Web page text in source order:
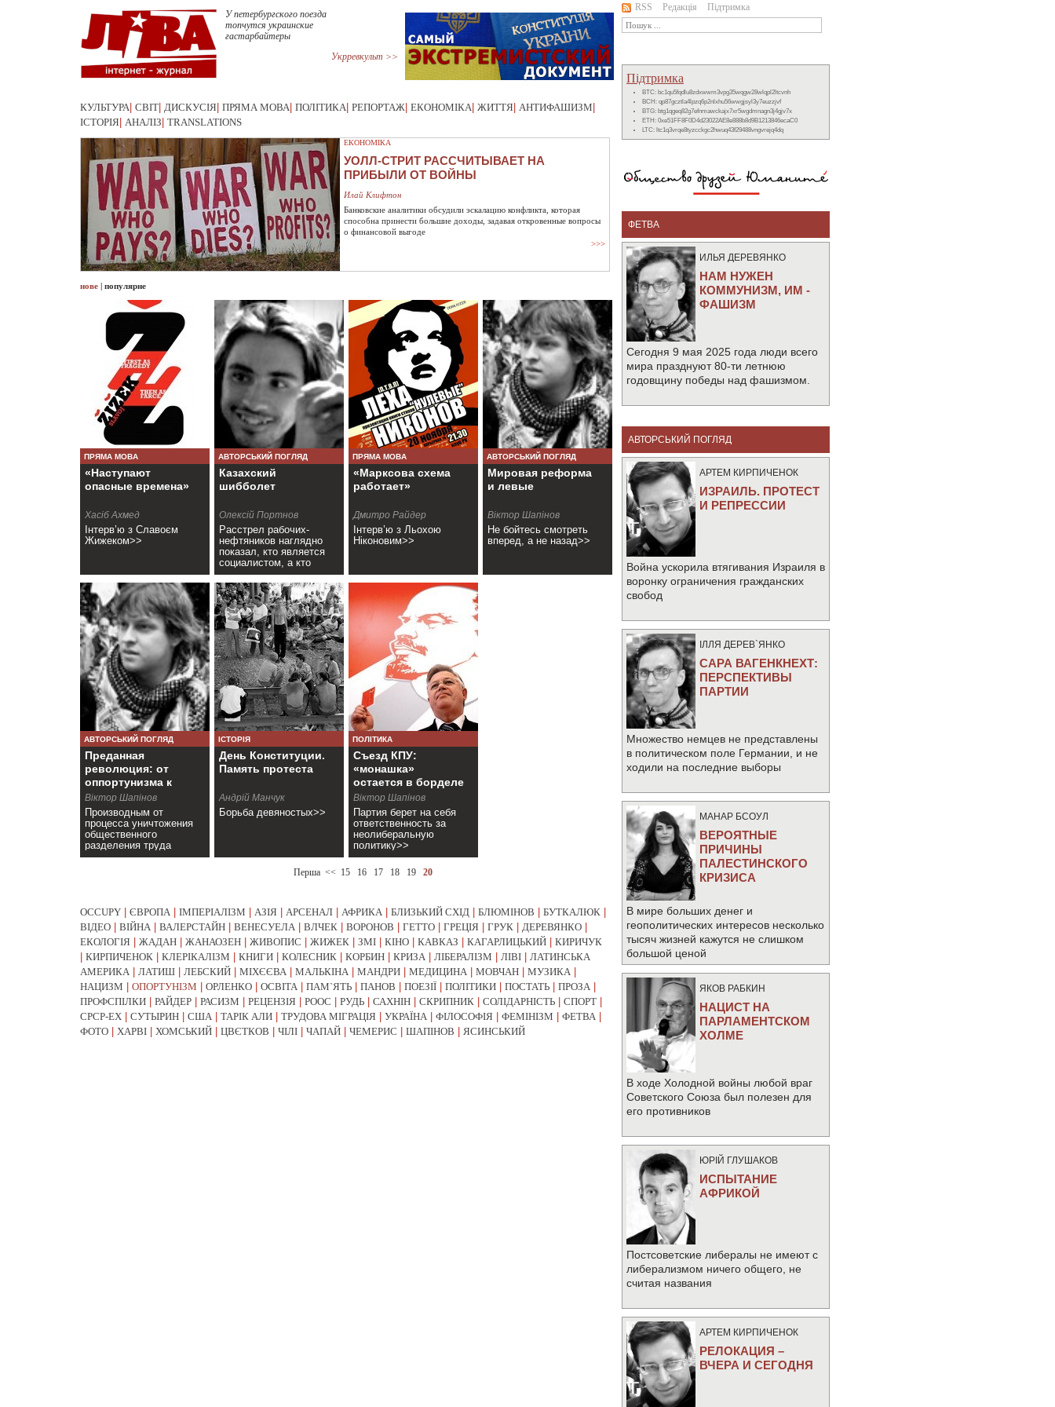
У петербургского поезда
топчутся украинские
Укрревкульт >>
КУЛЬТУРА СВІТ ДИСКУСІЯ ПРЯМА МОВА ПОЛІТИКА РЕПОРТАЖ ЕКОНОМІКА ЖИТТЯ АНТИФАШИЗМ
ІСТОРІЯ АНАЛІЗ TRANSLATIONS
ЕКОНОМІКА
УОЛЛ-СТРИТ РАССЧИТЫВАЕТ НА
ПРИБЫЛИ ОТ ВОЙНЫ
Илай Клифтон
Банковские аналитики обсудили эскалацию конфликта, которая
способна принести большие доходы, задавая откровенные вопросы
о финансовой выгоде
>>>
нове | популярне
ПРЯМА МОВА
«Наступают
опасные времена»
Хасіб Ахмед
Інтерв’ю з Славоєм
Жижеком>>
АВТОРСЬКИЙ ПОГЛЯД
Казахский
шибболет
Олексій Портнов
Расстрел рабочих-
нефтяников наглядно
показал, кто является
социалистом, а кто
консерватором>>
ПРЯМА МОВА
«Марксова схема
работает»
Дмитро Райдер
Інтерв’ю з Льохою
Ніконовим>>
АВТОРСЬКИЙ ПОГЛЯД
Мировая реформа
и левые
Віктор Шапінов
Не бойтесь смотреть
вперед, а не назад>>
АВТОРСЬКИЙ ПОГЛЯД
Преданная
революция: от
оппортунизма к
измене
Віктор Шапінов
Производным от
процесса уничтожения
общественного
разделения труда
является и проблема
ІСТОРІЯ
День Конституции.
Память протеста
Андрій Манчук
Борьба девяностых>>
ПОЛІТИКА
Съезд КПУ:
«монашка»
остается в борделе
Віктор Шапінов
Партия берет на себя
ответственность за
неолиберальную
политику>>
Перша << 15 16 17 18 19 20
OCCUPY ЄВРОПА ІМПЕРІАЛІЗМ АЗІЯ АРСЕНАЛ АФРИКА БЛИЗЬКИЙ СХІД БЛЮМІНОВ БУТКАЛЮК
ВІДЕО
ВІЙНА ВАЛЕРСТАЙН ВЕНЕСУЕЛА ВЛЧЕК ВОРОНОВ ГЕТТО ГРЕЦІЯ ГРУК ДЕРЕВЯНКО
ЕКОЛОГІЯ
ЖАДАН ЖАНАОЗЕН ЖИВОПИС ЖИЖЕК ЗМІ КІНО КАВКАЗ КАГАРЛИЦЬКИЙ
КИРИЧУК
КИРПИЧЕНОК КЛЕРІКАЛІЗМ КНИГИ КОЛЕСНИК КОРБИН КРИЗА ЛІБЕРАЛІЗМ ЛІВІ
ЛАТИНСЬКА
АМЕРИКА
ЛАТИШ ЛЕБСКИЙ МІХЄЄВА МАЛЬКІНА МАНДРИ МЕДИЦИНА МОВЧАН МУЗИКА
НАЦИЗМ
ОПОРТУНІЗМ ОРЛЕНКО ОСВІТА ПАМ`ЯТЬ ПАНОВ ПОЕЗІЇ ПОЛІТИКИ ПОСТАТЬ ПРОЗА
ПРОФСПІЛКИ
РАЙДЕР РАСИЗМ РЕЦЕНЗІЯ РООС РУДЬ САХНІН СКРИПНИК СОЛІДАРНІСТЬ СПОРТ
СРСР-EX
СУТЫРИН США ТАРІК АЛИ ТРУДОВА МІГРАЦІЯ УКРАЇНА ФІЛОСОФІЯ ФЕМІНІЗМ ФЕТВА
ФОТО
ХАРВІ ХОМСЬКИЙ ЦВЄТКОВ ЧІЛІ ЧАПАЙ ЧЕМЕРИС ШАПІНОВ ЯСИНСЬКИЙ
RSS Редакція Підтримка
Підтримка
BTC: bc1qu5fqdlu8zdxwwm3vpg35wqgw28wlqpl2ltcvnh
BCH: qp87gcztla4lpzq6p2nlxhu56wwgjsyl3y7euzzjvf
BTG: btg1qgeq82g7efnmawckajx7xr5wgdmnagn3j4gjv7x
ETH: 0xe51FF8F0D4d23022AE8e888b8d9B1213846ecaC0
LTC: ltc1q3vrqe8tyzcckgc2hwuq43f29488vngvrejq4dq
ФЕТВА
ИЛЬЯ ДЕРЕВЯНКО
НАМ НУЖЕН
КОММУНИЗМ, ИМ -
ФАШИЗМ
Сегодня 9 мая 2025 года люди всего
мира празднуют 80-ти летнюю
годовщину победы над фашизмом.
АВТОРСЬКИЙ ПОГЛЯД
АРТЕМ КИРПИЧЕНОК
ИЗРАИЛЬ. ПРОТЕСТ
И РЕПРЕССИИ
Война ускорила втягивания Израиля в
воронку ограничения гражданских
свобод
IЛЛЯ ДЕРЕВ`ЯНКО
САРА ВАГЕНКНЕХТ:
ПЕРСПЕКТИВЫ
ПАРТИИ
Множество немцев не представлены
в политическом поле Германии, и не
ходили на последние выборы
МАНАР БСОУЛ
ВЕРОЯТНЫЕ
ПРИЧИНЫ
ПАЛЕСТИНСКОГО
КРИЗИСА
В мире больших денег и
геополитических интересов несколько
тысяч жизней кажутся не слишком
большой ценой
ЯКОВ РАБКИН
НАЦИСТ НА
ПАРЛАМЕНТСКОМ
ХОЛМЕ
В ходе Холодной войны любой враг
Советского Союза был полезен для
его противников
ЮРIЙ ГЛУШАКОВ
ИСПЫТАНИЕ
АФРИКОЙ
Постсоветские либералы не имеют с
либерализмом ничего общего, не
считая названия
АРТЕМ КИРПИЧЕНОК
РЕЛОКАЦИЯ –
ВЧЕРА И СЕГОДНЯ